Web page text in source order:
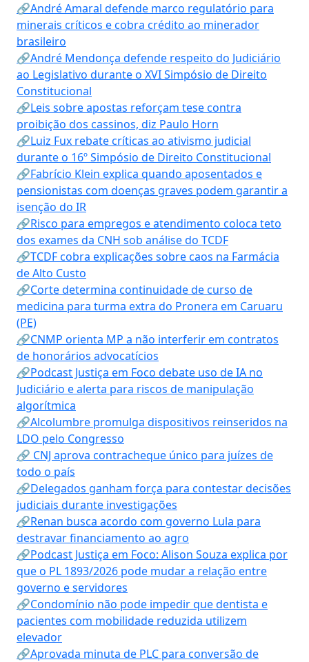
🔗André Amaral defende marco regulatório para
minerais críticos e cobra crédito ao minerador
brasileiro
🔗André Mendonça defende respeito do Judiciário
ao Legislativo durante o XVI Simpósio de Direito
Constitucional
🔗Leis sobre apostas reforçam tese contra
proibição dos cassinos, diz Paulo Horn
🔗Luiz Fux rebate críticas ao ativismo judicial
durante o 16º Simpósio de Direito Constitucional
🔗Fabrício Klein explica quando aposentados e
pensionistas com doenças graves podem garantir a
isenção do IR
🔗Risco para empregos e atendimento coloca teto
dos exames da CNH sob análise do TCDF
🔗TCDF cobra explicações sobre caos na Farmácia
de Alto Custo
🔗Corte determina continuidade de curso de
medicina para turma extra do Pronera em Caruaru
(PE)
🔗CNMP orienta MP a não interferir em contratos
de honorários advocatícios
🔗Podcast Justiça em Foco debate uso de IA no
Judiciário e alerta para riscos de manipulação
algorítmica
🔗Alcolumbre promulga dispositivos reinseridos na
LDO pelo Congresso
🔗 CNJ aprova contracheque único para juízes de
todo o país
🔗Delegados ganham força para contestar decisões
judiciais durante investigações
🔗Renan busca acordo com governo Lula para
destravar financiamento ao agro
🔗Podcast Justiça em Foco: Alison Souza explica por
que o PL 1893/2026 pode mudar a relação entre
governo e servidores
🔗Condomínio não pode impedir que dentista e
pacientes com mobilidade reduzida utilizem
elevador
🔗Aprovada minuta de PLC para conversão de